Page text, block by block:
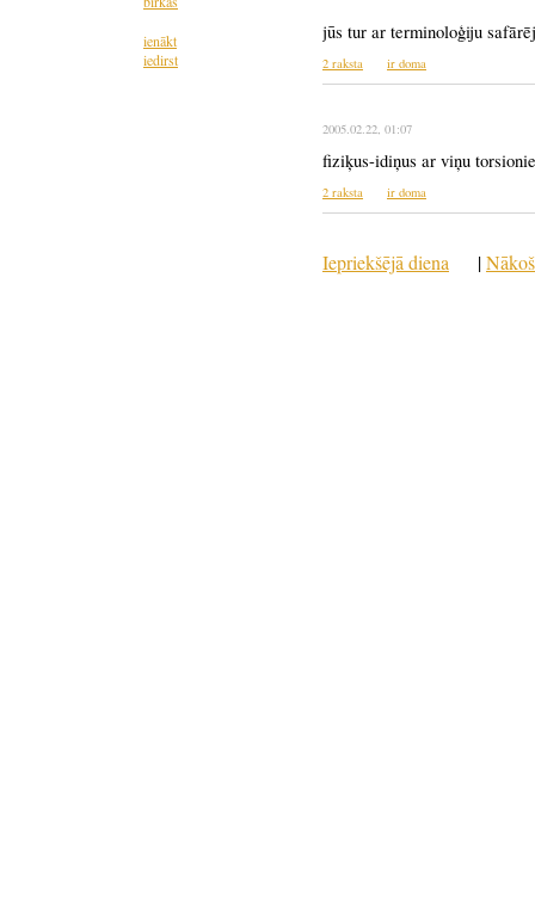
ienākt
iedirst
jūs tur ar terminoloģiju
2 raksta ir doma
2005.02.22, 01:07
fiziķus-idiņus ar viņu
2 raksta ir doma
Iepriekšējā diena |